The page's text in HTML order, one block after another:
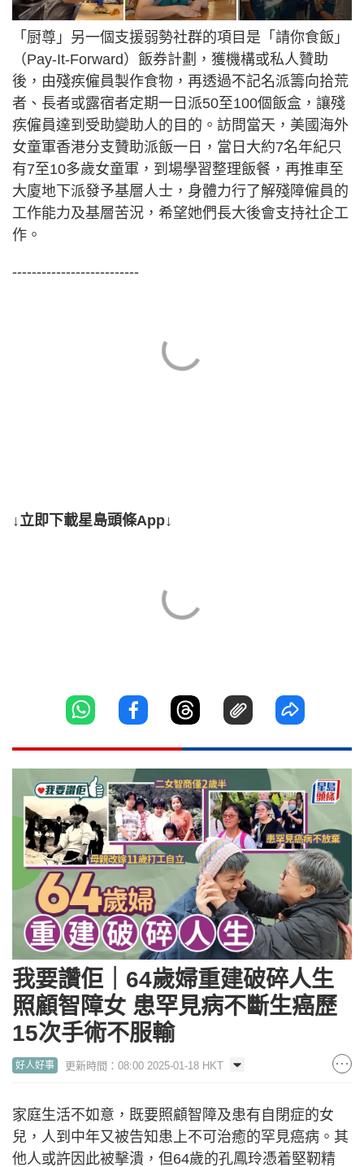
「厨尊」另一個支援弱勢社群的項目是「請你食飯」
（Pay-It-Forward）飯券計劃，獲機構或私人贊助
後，由殘疾僱員製作食物，再透過不記名派籌向拾荒
者、長者或露宿者定期一日派50至100個飯盒，讓殘
疾僱員達到受助變助人的目的。訪問當天，美國海外
女童軍香港分支贊助派飯一日，當日大約7名年紀只
有7至10多歲女童軍，到場學習整理飯餐，再推車至
大廈地下派發予基層人士，身體力行了解殘障僱員的
工作能力及基層苦況，希望她們長大後會支持社企工
作。
--------------------------
↓立即下載星島頭條App↓
我要讚佢｜64歲婦重建破碎人生
照顧智障女 患罕見病不斷生癌歷
15次手術不服輸
好人好事 更新時間：08:00 2025-01-18 HKT
家庭生活不如意，既要照顧智障及患有自閉症的女
兒，人到中年又被告知患上不可治癒的罕見癌病。其
他人或許因此被擊潰，但64歲的孔鳳玲憑着堅靭精